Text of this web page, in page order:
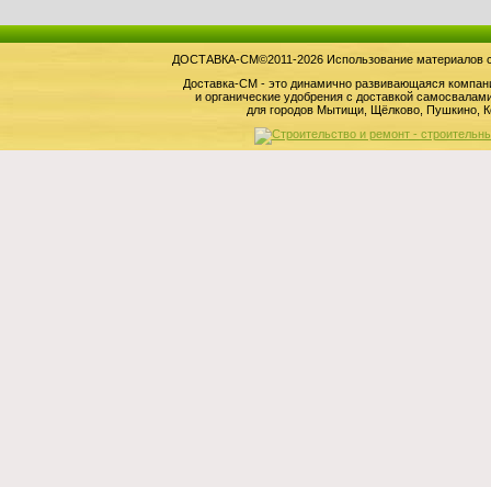
ДОСТАВКА-СМ©2011-2026 Использование материалов
Доставка-СМ - это динамично развивающаяся
и органические удобрения с доставкой
для городов Мытищи, Щёлково, Пушкино,